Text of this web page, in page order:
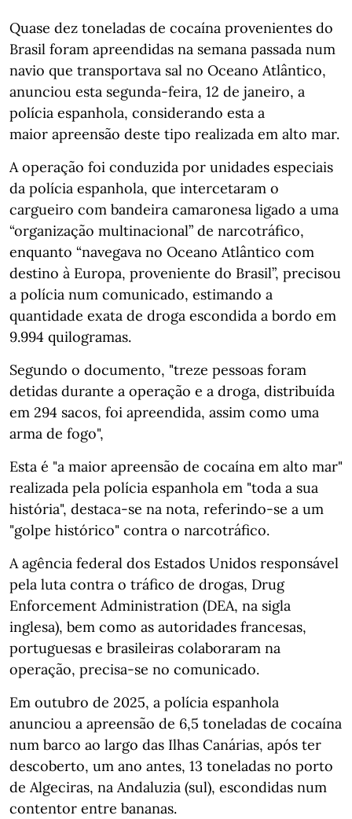
Quase dez toneladas de cocaína provenientes do
Brasil foram apreendidas na semana passada num
navio que transportava sal no Oceano Atlântico,
anunciou esta segunda-feira, 12 de janeiro, a
polícia espanhola, considerando esta a
maior apreensão deste tipo realizada em alto mar.
A operação foi conduzida por unidades especiais
da polícia espanhola, que intercetaram o
cargueiro com bandeira camaronesa ligado a uma
“organização multinacional” de narcotráfico,
enquanto “navegava no Oceano Atlântico com
destino à Europa, proveniente do Brasil”, precisou
a polícia num comunicado, estimando a
quantidade exata de droga escondida a bordo em
9.994 quilogramas.
Segundo o documento, "treze pessoas foram
detidas durante a operação e a droga, distribuída
em 294 sacos, foi apreendida, assim como uma
arma de fogo",
Esta é "a maior apreensão de cocaína em alto mar"
realizada pela polícia espanhola em "toda a sua
história", destaca-se na nota, referindo-se a um
"golpe histórico" contra o narcotráfico.
A agência federal dos Estados Unidos responsável
pela luta contra o tráfico de drogas, Drug
Enforcement Administration (DEA, na sigla
inglesa), bem como as autoridades francesas,
portuguesas e brasileiras colaboraram na
operação, precisa-se no comunicado.
Em outubro de 2025, a polícia espanhola
anunciou a apreensão de 6,5 toneladas de cocaína
num barco ao largo das Ilhas Canárias, após ter
descoberto, um ano antes, 13 toneladas no porto
de Algeciras, na Andaluzia (sul), escondidas num
contentor entre bananas.